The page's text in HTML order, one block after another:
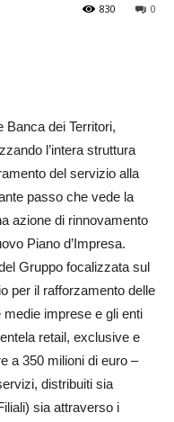
0
830
Banca dei Territori,
l’intera struttura
del servizio alla
passo che vede la
azione di rinnovamento
Piano d’Impresa.
Gruppo focalizzata sul
per il rafforzamento delle
imprese e gli enti
retail, exclusive e
a 350 milioni di euro –
distribuiti sia
sia attraverso i